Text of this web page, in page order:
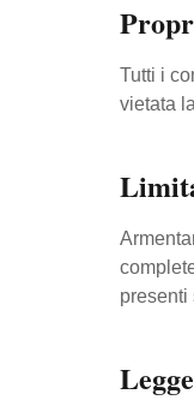
Tutti i
vietata
presenti